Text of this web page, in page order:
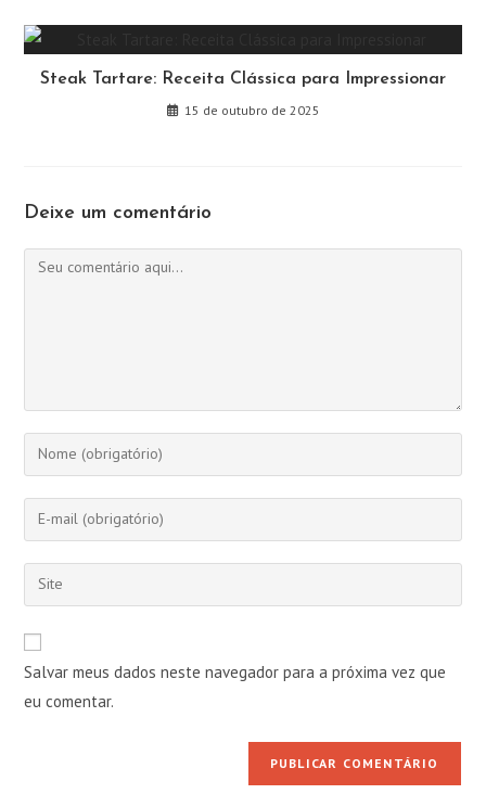
Steak Tartare: Receita Clássica para Impressionar
15 de outubro de 2025
Deixe um comentário
Comentário
Digite
seu
nome
ou
de
usuário
para
comentar
Digite
seu
endereço
de
mail
para
comentar
Digite
o
URL
do
seu
site
Salvar meus dados neste navegador para a próxima vez que
eu comentar.